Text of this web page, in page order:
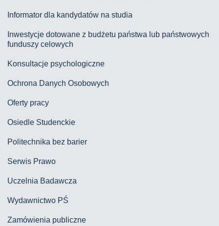
Informator dla kandydatów na studia
Inwestycje dotowane z budżetu państwa lub państwowych
funduszy celowych
Konsultacje psychologiczne
Ochrona Danych Osobowych
Oferty pracy
Osiedle Studenckie
Politechnika bez barier
Serwis Prawo
Uczelnia Badawcza
Wydawnictwo PŚ
Zamówienia publiczne